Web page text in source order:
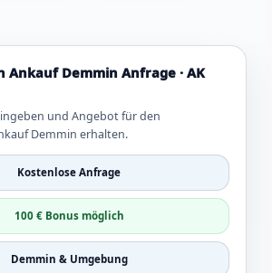
Ankauf Demmin Anfrage · AK
und Angebot für den
Demmin erhalten.
Kostenlose Anfrage
100 € Bonus möglich
Demmin & Umgebung